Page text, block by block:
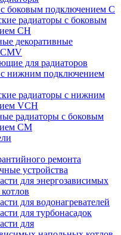
боковым подключением C
радиаторы c боковым
CH
декоративные
для радиаторов
нижним подключением
радиаторы c нижним
VCH
радиаторы с боковым
CM
ремонта
устройства
для энергозависимых
для водонагревателей
для турбонасадок
для